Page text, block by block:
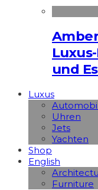
und
Luxus
Uhren
Jets
Yachten
Shop
English
Furniture